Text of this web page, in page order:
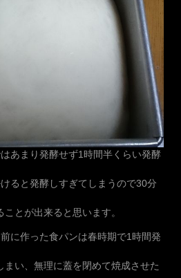
あまり発酵せず1時間半くらい発酵
ると発酵しすぎてしまうので30分
とが出来ると思います。
に作った食パンは春時期で1時間発
い、無理に蓋を閉めて焼成させた